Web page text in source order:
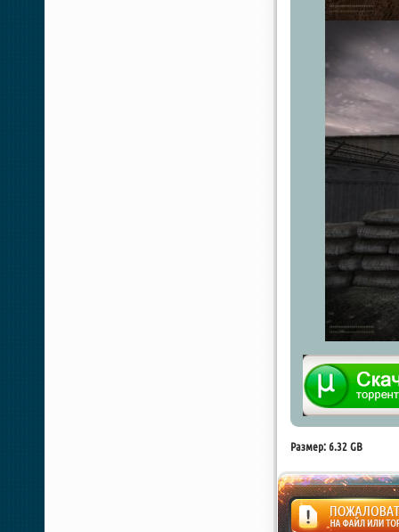
Размер: 6.32 GB